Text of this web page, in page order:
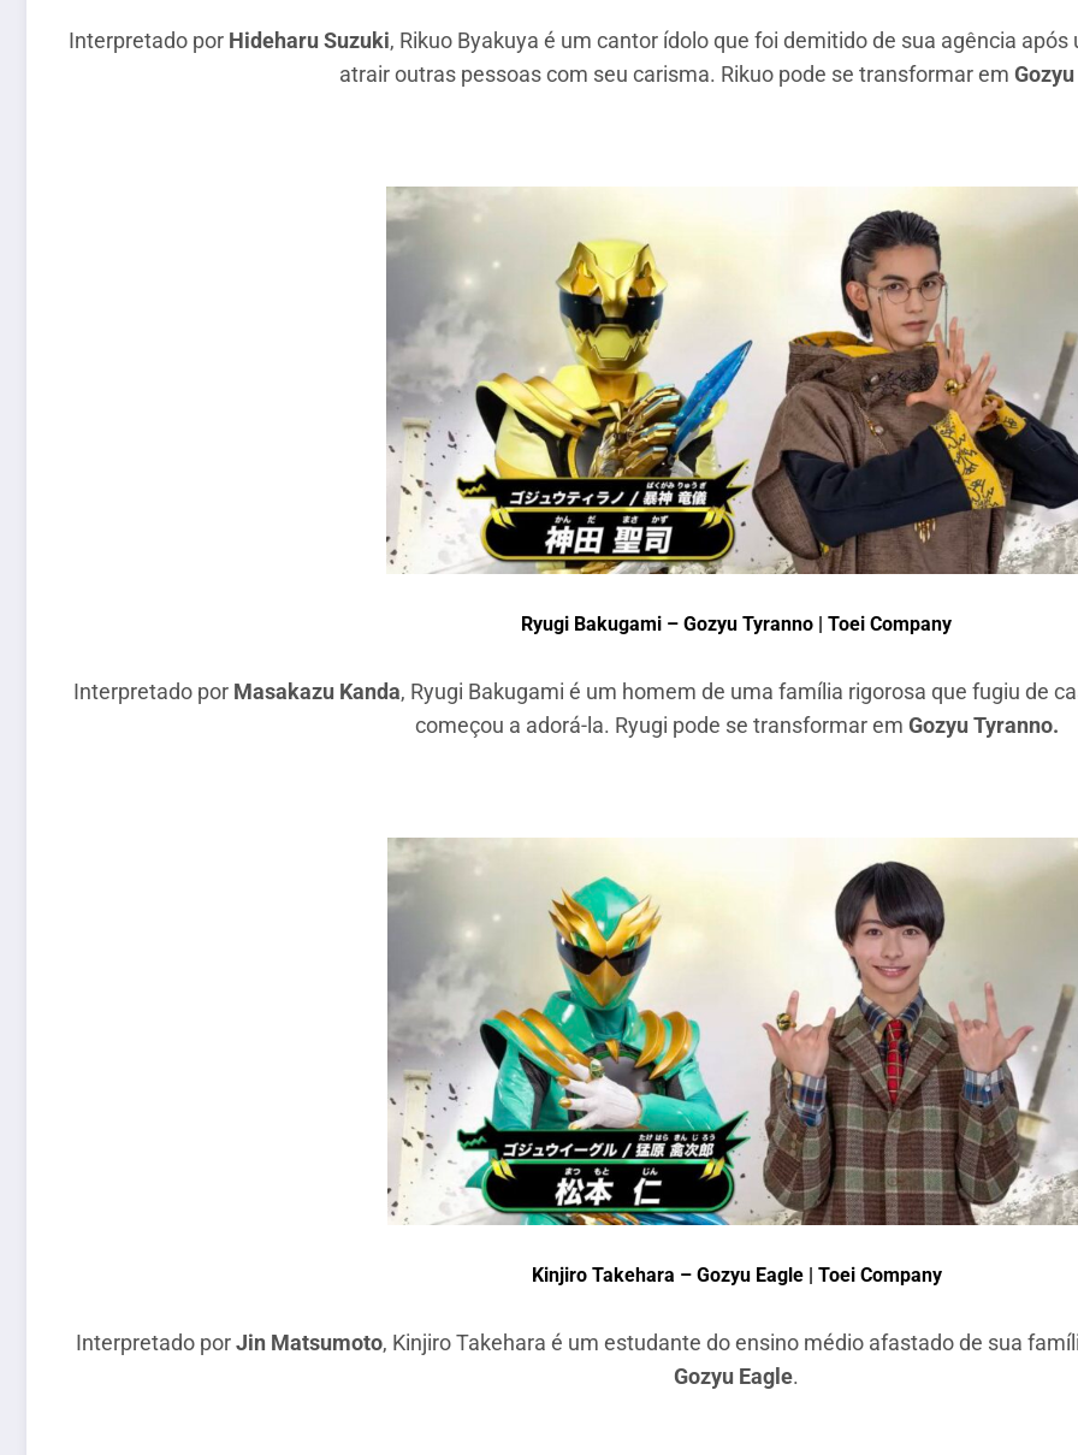
Interpretado por Hideharu Suzuki, Rikuo Byakuya é um cantor ídolo que foi demitido de sua agência
atrair outras pessoas com seu carisma. Rikuo pode se transformar em
Ryugi Bakugami – Gozyu Tyranno | Toei Company
Interpretado por Masakazu Kanda, Ryugi Bakugami é um homem de uma família rigorosa que fugiu de
começou a adorá-la. Ryugi pode se transformar em Gozyu Tyranno.
Kinjiro Takehara – Gozyu Eagle | Toei Company
Interpretado porJin Matsumoto, Kinjiro Takehara é um estudante do ensino médio afastado de sua
Gozyu Eagle.